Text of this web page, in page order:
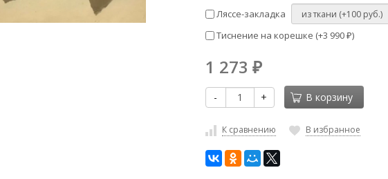
Ляссе-закладка
Тиснение на корешке (+3 990 ₽)
1 273 ₽
- + В корзину
К сравнению В избранное